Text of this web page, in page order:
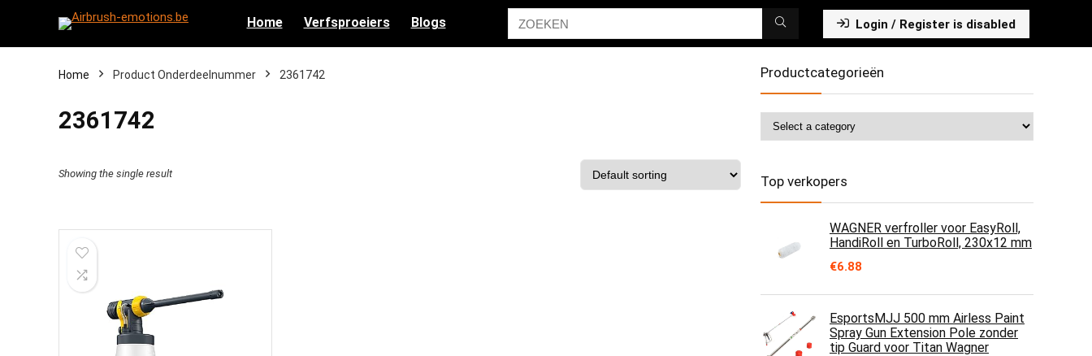
Home Verfsproeiers Blogs Login / Register is disabled
Home Product Onderdeelnummer ‎2361742
‎2361742
Showing the single result
Productcategorieën
Top verkopers
WAGNER verfroller voor EasyRoll,
HandiRoll en TurboRoll, 230x12 mm
€6.88
EsportsMJJ 500 mm Airless Paint
Spray Gun Extension Pole zonder
tip Guard voor Titan Wagner